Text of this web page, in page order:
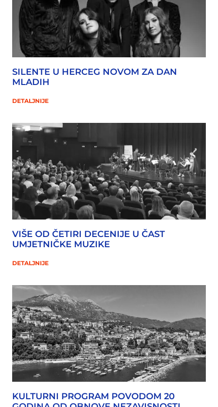
SILENTE U HERCEG NOVOM ZA DAN
MLADIH
DETALJNIJE
VIŠE OD ČETIRI DECENIJE U ČAST
UMJETNIČKE MUZIKE
DETALJNIJE
KULTURNI PROGRAM POVODOM 20